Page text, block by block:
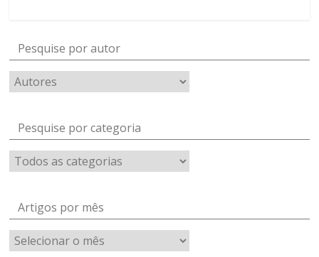
Pesquise por autor
Pesquise por categoria
Artigos por mês
Artigos
por